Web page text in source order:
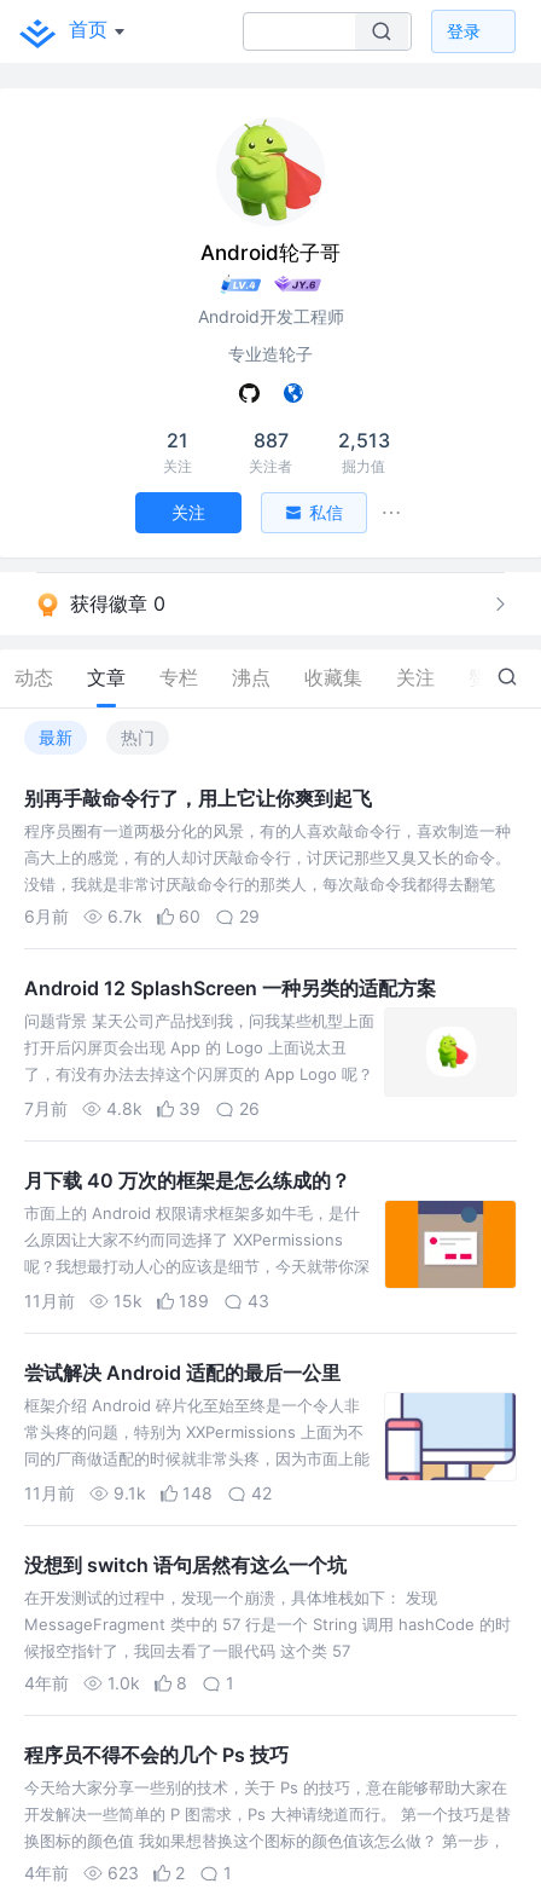
首页 登录
Android轮子哥
Android开发工程师
专业造轮子
21
关注
887
关注者
2,513
掘力值
关注 私信
获得徽章 0
动态 文章 专栏 沸点 收藏集 关注 51
最新 热门
别再手敲命令行了，用上它让你爽到起飞
程序员圈有一道两极分化的风景，有的人喜欢敲命令行，喜欢制造一种
高大上的感觉，有的人却讨厌敲命令行，讨厌记那些又臭又长的命令。
没错，我就是非常讨厌敲命令行的那类人，每次敲命令我都得去翻笔
记，复制命令，
6月前 6.7k 60 29
Android 12 SplashScreen 一种另类的适配方案
问题背景 某天公司产品找到我，问我某些机型上面
打开后闪屏页会出现 App 的 Logo 上面说太丑
了，有没有办法去掉这个闪屏页的 App Logo 呢？
7月前 4.8k 39 26
月下载 40 万次的框架是怎么练成的？
市面上的 Android 权限请求框架多如牛毛，是什
么原因让大家不约而同选择了 XXPermissions
呢？我想最打动人心的应该是细节，今天就带你深
入了解想要做好一套框架，过程究竟会遇到什么样
11月前 15k 189 43
尝试解决 Android 适配的最后一公里
框架介绍 Android 碎片化至始至终是一个令人非
常头疼的问题，特别为 XXPermissions 上面为不
同的厂商做适配的时候就非常头疼，因为市面上能
找到的开源库只能判断机型的品牌，而不能判断 A
11月前 9.1k 148 42
没想到 switch 语句居然有这么一个坑
在开发测试的过程中，发现一个崩溃，具体堆栈如下： 发现
MessageFragment 类中的 57 行是一个 String 调用 hashCode 的时
候报空指针了，我回去看了一眼代码 这个类 57
4年前 1.0k 8 1
程序员不得不会的几个 Ps 技巧
今天给大家分享一些别的技术，关于 Ps 的技巧，意在能够帮助大家在
开发解决一些简单的 P 图需求，Ps 大神请绕道而行。 第一个技巧是替
换图标的颜色值 我如果想替换这个图标的颜色值该怎么做？ 第一步，
4年前 623 2 1